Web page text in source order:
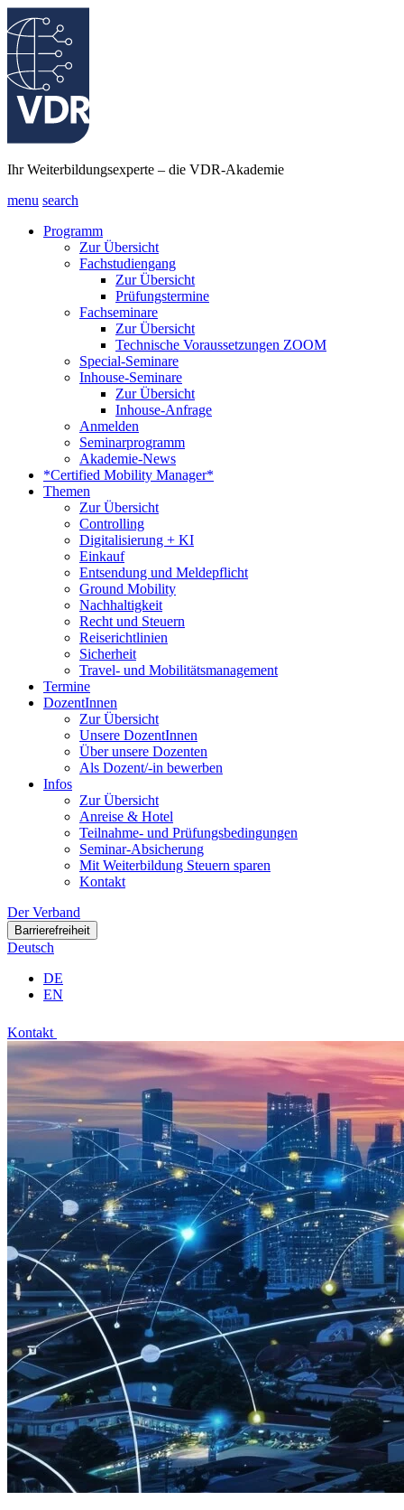
Ihr Weiterbildungsexperte – die VDR-Akademie
menu search
Programm
Zur Übersicht
Fachstudiengang
Zur Übersicht
Prüfungstermine
Fachseminare
Zur Übersicht
Technische Voraussetzungen ZOOM
Special-Seminare
Inhouse-Seminare
Zur Übersicht
Inhouse-Anfrage
Anmelden
Seminarprogramm
Akademie-News
*Certified Mobility Manager*
Themen
Zur Übersicht
Controlling
Digitalisierung + KI
Einkauf
Entsendung und Meldepflicht
Ground Mobility
Nachhaltigkeit
Recht und Steuern
Reiserichtlinien
Sicherheit
Travel- und Mobilitätsmanagement
Termine
DozentInnen
Zur Übersicht
Unsere DozentInnen
Über unsere Dozenten
Als Dozent/-in bewerben
Infos
Zur Übersicht
Anreise & Hotel
Teilnahme- und Prüfungsbedingungen
Seminar-Absicherung
Mit Weiterbildung Steuern sparen
Kontakt
Der Verband
Barrierefreiheit
Deutsch
DE
EN
Kontakt